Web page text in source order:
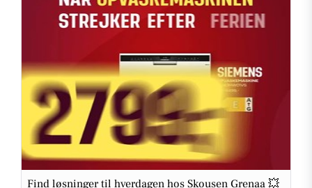
Find løsninger til hverdagen hos Skousen Grenaa 💥